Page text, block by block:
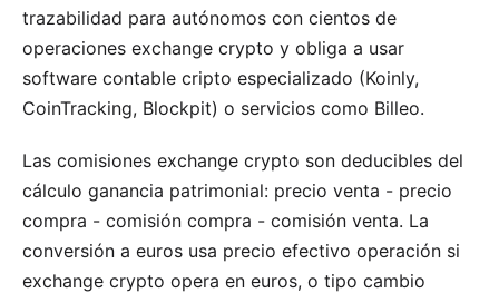
trazabilidad para autónomos con cientos de
operaciones exchange crypto y obliga a usar
software contable cripto especializado (Koinly,
CoinTracking, Blockpit) o servicios como Billeo.
Las comisiones exchange crypto son deducibles del
cálculo ganancia patrimonial: precio venta - precio
compra - comisión compra - comisión venta. La
conversión a euros usa precio efectivo operación si
exchange crypto opera en euros, o tipo cambio